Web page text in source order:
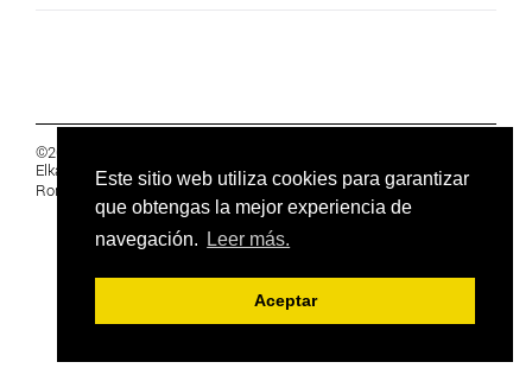
Este sitio web utiliza cookies para garantizar
que obtengas la mejor experiencia de
navegación.
Leer más.
Aceptar
©2019 Euskal Herriko Ikasleen Gurasoen
Elkartea -PRIVACIDAD
Ronda 27, 1 Ezk, 48005 Bilbao, Bizkaia